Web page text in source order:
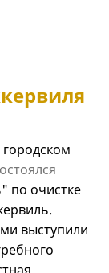
по очистке
выступили